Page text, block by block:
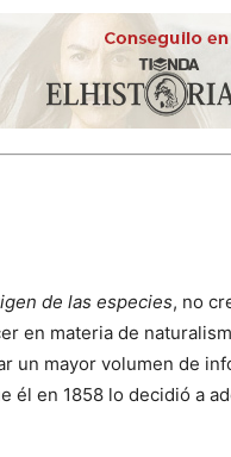
de las especies, no
en materia de
un mayor volumen de
él en 1858 lo decidió a